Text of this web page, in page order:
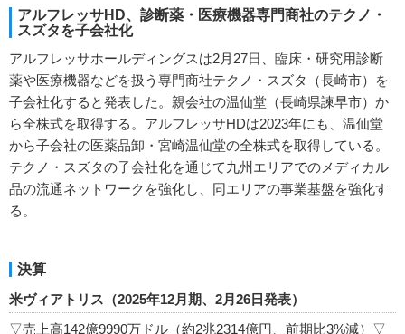
アルフレッサHD、診断薬・医療機器専門商社のテクノ・
スズタを子会社化
アルフレッサホールディングスは2月27日、臨床・研究用診断
薬や医療機器などを扱う専門商社テクノ・スズタ（長崎市）を
子会社化すると発表した。親会社の温仙堂（長崎県諫早市）か
ら全株式を取得する。アルフレッサHDは2023年にも、温仙堂
から子会社の医薬品卸・宮崎温仙堂の全株式を取得している。
テクノ・スズタの子会社化を通じて九州エリアでのメディカル
品の流通ネットワークを強化し、同エリアの事業基盤を強化す
る。
決算
米ヴィアトリス（2025年12月期、2月26日発表）
▽売上高142億9990万ドル（約2兆2314億円、前期比3%減）▽